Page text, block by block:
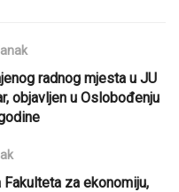
radnog mjesta u JU
objavljen u Oslobođenju
za ekonomiju,